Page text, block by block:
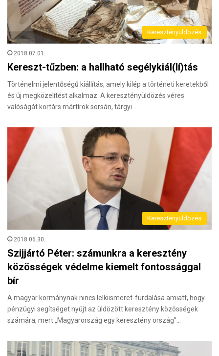
Keresztényüldözés
2018.07.01.
Kereszt-tűzben: a hallható segélykiál(lí)tás
Történelmi jelentőségű kiállítás, amely kilép a történeti keretekből
és új megközelítést alkalmaz. A keresztényüldözés véres
valóságát kortárs mártírok sorsán, tárgyi…
Keresztényüldözés
2018.06.30.
Szijjártó Péter: számunkra a keresztény
közösségek védelme kiemelt fontossággal
bír
A magyar kormánynak nincs lelkiismeret-furdalása amiatt, hogy
pénzügyi segítséget nyújt az üldözött keresztény közösségek
számára, mert „Magyarország egy keresztény ország”…